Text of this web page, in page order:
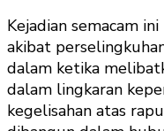
Kejadian semacam
akibat
dalam ketika
dalam lingkaran
kegelisahan atas